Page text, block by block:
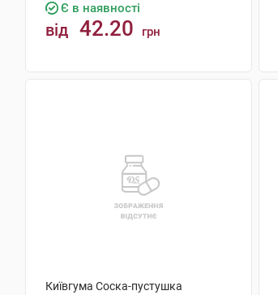
Є в наявності
від 42.20 грн
Київгума Соска-пустушка